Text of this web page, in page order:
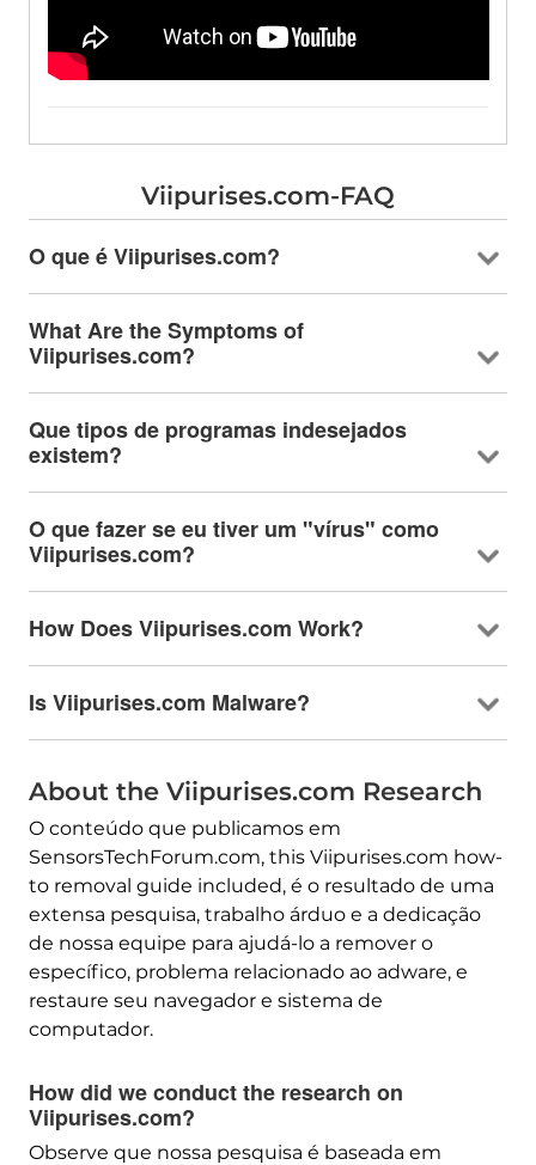
Viipurises.com-FAQ
O que é Viipurises.com?
What Are the Symptoms of
Viipurises.com?
Que tipos de programas indesejados
existem?
O que fazer se eu tiver um "vírus" como
Viipurises.com?
How Does Viipurises.com Work?
Is Viipurises.com Malware?
About the Viipurises.com Research
O conteúdo que publicamos em
SensorsTechForum.com, this Viipurises.com how-
to removal guide included, é o resultado de uma
extensa pesquisa, trabalho árduo e a dedicação
de nossa equipe para ajudá-lo a remover o
específico, problema relacionado ao adware, e
restaure seu navegador e sistema de
computador.
How did we conduct the research on
Viipurises.com?
Observe que nossa pesquisa é baseada em